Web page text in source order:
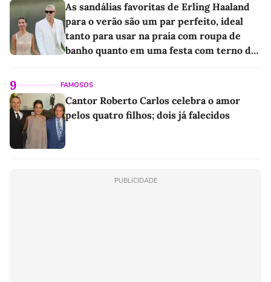
As sandálias favoritas de Erling Haaland
para o verão são um par perfeito, ideal
tanto para usar na praia com roupa de
banho quanto em uma festa com terno de
9 FAMOSOS
Cantor Roberto Carlos celebra o amor
pelos quatro filhos; dois já falecidos
PUBLICIDADE